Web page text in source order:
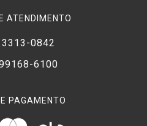
ATENDIMENTO
3313-0842
6100
PAGAMENTO